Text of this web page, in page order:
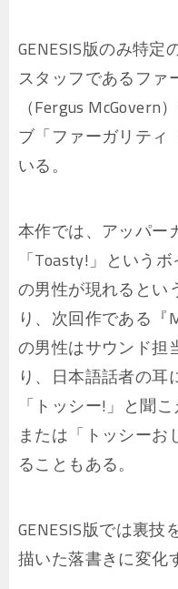
GENESIS版のみ特
スタッフであるファ
（Fergus
ブ「ファーガリティ
いる。
本作では、アッパー
「Toasty!」という
の男性が現れるとい
り、次回作である
の男性はサウンド担
り、日本語話者の
「トッシー!」と聞
または「トッシー
ることもある。
GENESIS版では裏
描いた落書きに変化